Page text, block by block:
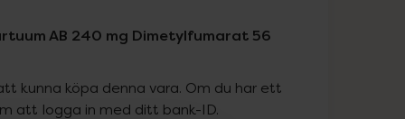
AB 240 mg Dimetylfumarat 56
kunna köpa denna vara. Om du har ett
att logga in med ditt bank-ID.